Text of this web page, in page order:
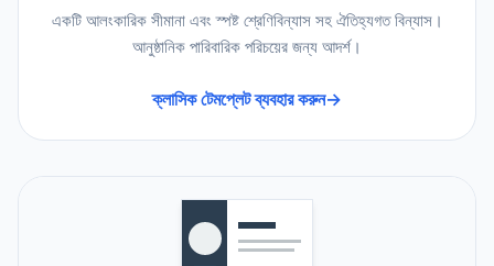
একটি আলংকারিক সীমানা এবং স্পষ্ট শ্রেণিবিন্যাস সহ ঐতিহ্যগত বিন্যাস।
আনুষ্ঠানিক পারিবারিক পরিচয়ের জন্য আদর্শ।
ক্লাসিক টেমপ্লেট ব্যবহার করুন→